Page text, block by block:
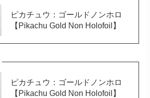
ピカチュウ：ゴールドノンホロ
【Pikachu Gold Non Holofoil】
ピカチュウ：ゴールドノンホロ
【Pikachu Gold Non Holofoil】